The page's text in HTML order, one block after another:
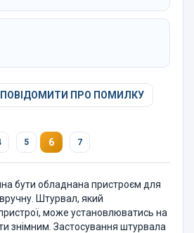
ПОВІДОМИТИ ПРО ПОМИЛКУ
5 6 7
бути обладнана пристроєм для
Штурвал, який
може установлюватись на
знімним. Застосування штурвала